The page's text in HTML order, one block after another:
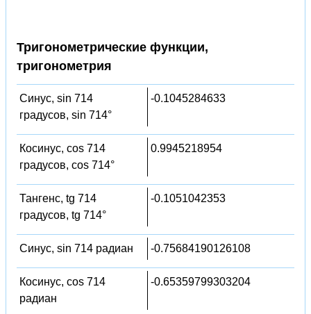
Тригонометрические функции,
тригонометрия
Синус, sin 714
градусов, sin 714°
-0.1045284633
Косинус, cos 714
градусов, cos 714°
0.9945218954
Тангенс, tg 714
градусов, tg 714°
-0.1051042353
Синус, sin 714 радиан -0.75684190126108
Косинус, cos 714
радиан
-0.65359799303204